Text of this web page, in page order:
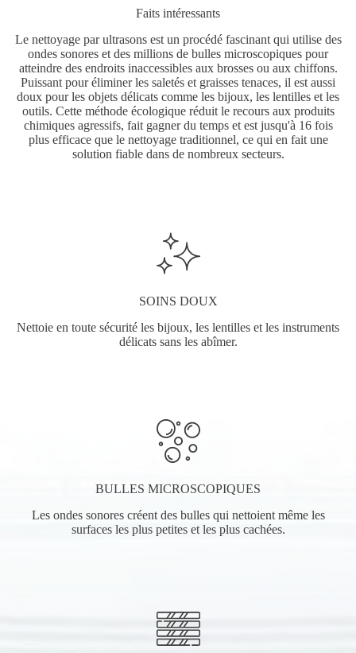
Faits intéressants
Le nettoyage par ultrasons est un procédé fascinant qui utilise des
ondes sonores et des millions de bulles microscopiques pour
atteindre des endroits inaccessibles aux brosses ou aux chiffons.
Puissant pour éliminer les saletés et graisses tenaces, il est aussi
doux pour les objets délicats comme les bijoux, les lentilles et les
outils. Cette méthode écologique réduit le recours aux produits
chimiques agressifs, fait gagner du temps et est jusqu'à 16 fois
plus efficace que le nettoyage traditionnel, ce qui en fait une
solution fiable dans de nombreux secteurs.
SOINS DOUX
Nettoie en toute sécurité les bijoux, les lentilles et les instruments
délicats sans les abîmer.
BULLES MICROSCOPIQUES
Les ondes sonores créent des bulles qui nettoient même les
surfaces les plus petites et les plus cachées.